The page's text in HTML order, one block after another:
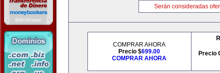
Serán consideradas
COMPRAR AHORA
Precio $699.00
COMPRAR AHORA
Precio